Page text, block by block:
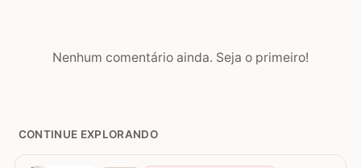
Nenhum comentário ainda. Seja o primeiro!
CONTINUE EXPLORANDO